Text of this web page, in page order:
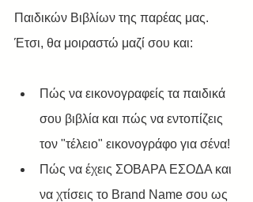
Παιδικών Βιβλίων της παρέας μας.
Έτσι, θα μοιραστώ μαζί σου και:
Πώς να εικονογραφείς τα παιδικά
σου βιβλία και πώς να εντοπίζεις
τον "τέλειο" εικονογράφο για σένα!
Πώς να έχεις ΣΟΒΑΡΑ ΕΣΟΔΑ και
να χτίσεις το Brand Name σου ως